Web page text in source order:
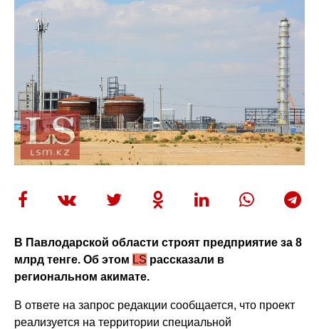
В Павлодарской области строят предприятие за 8
млрд тенге. Об этом LS рассказали в
региональном акимате.
В ответе на запрос редакции сообщается, что проект
реализуется на территории специальной